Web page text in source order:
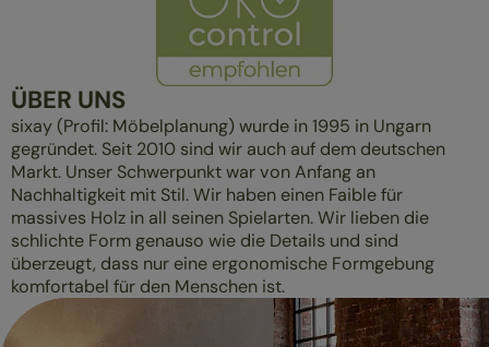
ÜBER UNS
sixay (Profil: Möbelplanung) wurde in 1995 in Ungarn
gegründet. Seit 2010 sind wir auch auf dem deutschen
Markt. Unser Schwerpunkt war von Anfang an
Nachhaltigkeit mit Stil. Wir haben einen Faible für
massives Holz in all seinen Spielarten. Wir lieben die
schlichte Form genauso wie die Details und sind
überzeugt, dass nur eine ergonomische Formgebung
komfortabel für den Menschen ist.